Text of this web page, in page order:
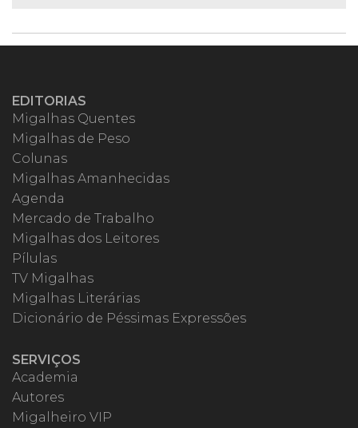
EDITORIAS
Migalhas Quentes
Migalhas de Peso
Colunas
Migalhas Amanhecidas
Agenda
Mercado de Trabalho
Migalhas dos Leitores
Pílulas
TV Migalhas
Migalhas Literárias
Dicionário de Péssimas Expressões
SERVIÇOS
Academia
Autores
Migalheiro VIP